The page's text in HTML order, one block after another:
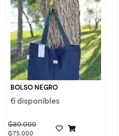
BOLSO NEGRO
6 disponibles
₲80.000
₲75.000